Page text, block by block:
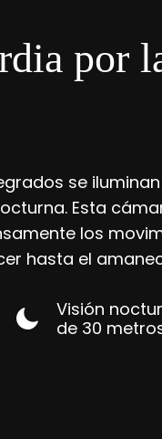
por
se
Esta
los
hasta el
Visión
de 30